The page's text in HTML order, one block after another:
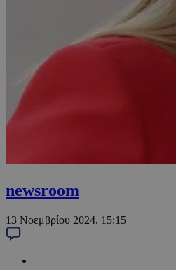
newsroom
13 Νοεμβρίου 2024, 15:15